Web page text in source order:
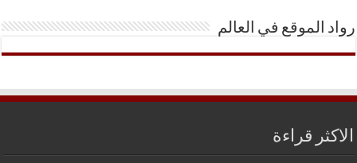
رواد الموقع في العالم
الاكثر قراءة